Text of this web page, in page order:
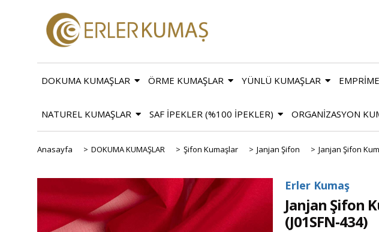
DOKUMA KUMAŞLAR ÖRME KUMAŞLAR YÜNLÜ KUMAŞLAR
NATUREL KUMAŞLAR SAF İPEKLER (%100 İPEKLER) ORGANİZASYON
Anasayfa > DOKUMA KUMAŞLAR > Şifon Kumaşlar > Janjan Şifon > Janjan Şifon
Erler Kumaş
Janjan Şifon
(J01SFN-434)